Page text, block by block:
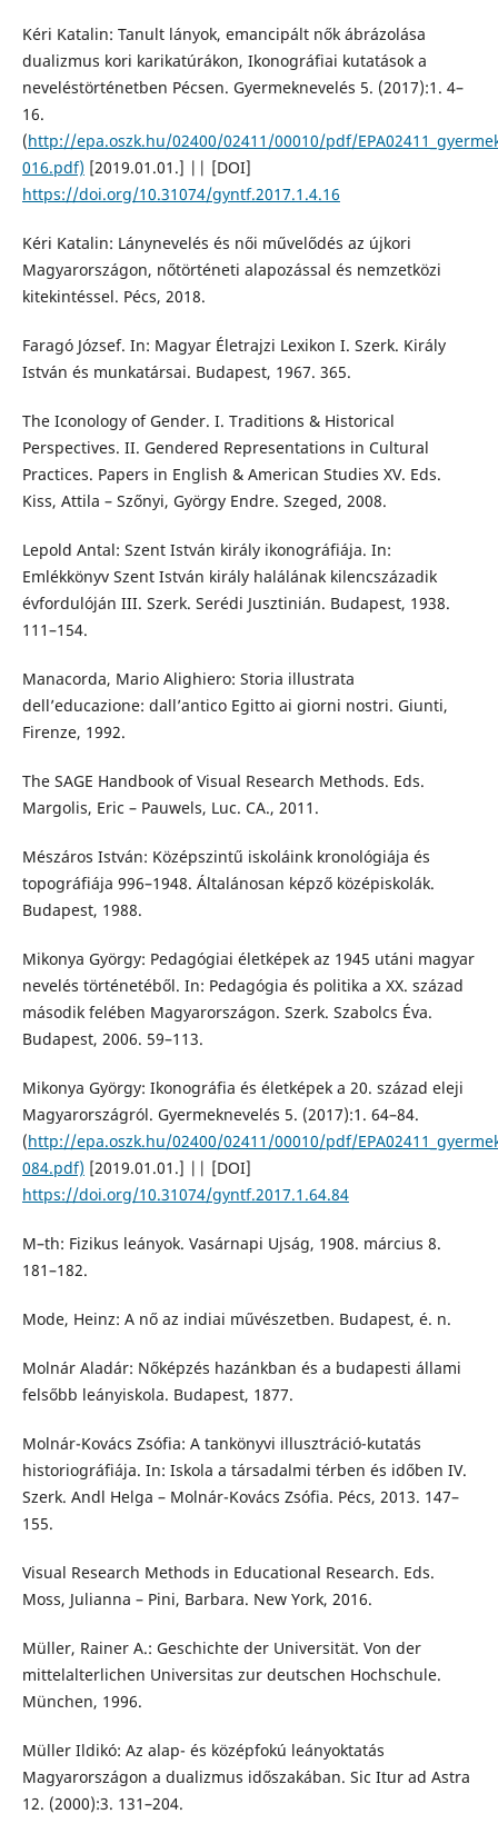
Kéri Katalin: Tanult lányok, emancipált nők ábrázolása
dualizmus kori karikatúrákon, Ikonográfiai kutatások a
neveléstörténetben Pécsen. Gyermeknevelés 5. (2017):1. 4–
16.
(http://epa.oszk.hu/02400/02411/00010/pdf/
016.pdf) [2019.01.01.] || [DOI]
https://doi.org/10.31074/gyntf.2017.1.4.16
Kéri Katalin: Lánynevelés és női művelődés az újkori
Magyarországon, nőtörténeti alapozással és nemzetközi
kitekintéssel. Pécs, 2018.
Faragó József. In: Magyar Életrajzi Lexikon I. Szerk. Király
István és munkatársai. Budapest, 1967. 365.
The Iconology of Gender. I. Traditions & Historical
Perspectives. II. Gendered Representations in Cultural
Practices. Papers in English & American Studies XV. Eds.
Kiss, Attila – Szőnyi, György Endre. Szeged, 2008.
Lepold Antal: Szent István király ikonográfiája. In:
Emlékkönyv Szent István király halálának kilencszázadik
évfordulóján III. Szerk. Serédi Jusztinián. Budapest, 1938.
111–154.
Manacorda, Mario Alighiero: Storia illustrata
dell’educazione: dall’antico Egitto ai giorni nostri. Giunti,
Firenze, 1992.
The SAGE Handbook of Visual Research Methods. Eds.
Margolis, Eric – Pauwels, Luc. CA., 2011.
Mészáros István: Középszintű iskoláink kronológiája és
topográfiája 996–1948. Általánosan képző középiskolák.
Budapest, 1988.
Mikonya György: Pedagógiai életképek az 1945 utáni magyar
nevelés történetéből. In: Pedagógia és politika a XX. század
második felében Magyarországon. Szerk. Szabolcs Éva.
Budapest, 2006. 59–113.
Mikonya György: Ikonográfia és életképek a 20. század eleji
Magyarországról. Gyermeknevelés 5. (2017):1. 64–84.
(http://epa.oszk.hu/02400/02411/00010/pdf/
084.pdf) [2019.01.01.] || [DOI]
https://doi.org/10.31074/gyntf.2017.1.64.84
M–th: Fizikus leányok. Vasárnapi Ujság, 1908. március 8.
181–182.
Mode, Heinz: A nő az indiai művészetben. Budapest, é. n.
Molnár Aladár: Nőképzés hazánkban és a budapesti állami
felsőbb leányiskola. Budapest, 1877.
Molnár-Kovács Zsófia: A tankönyvi illusztráció-kutatás
historiográfiája. In: Iskola a társadalmi térben és időben IV.
Szerk. Andl Helga – Molnár-Kovács Zsófia. Pécs, 2013. 147–
155.
Visual Research Methods in Educational Research. Eds.
Moss, Julianna – Pini, Barbara. New York, 2016.
Müller, Rainer A.: Geschichte der Universität. Von der
mittelalterlichen Universitas zur deutschen Hochschule.
München, 1996.
Müller Ildikó: Az alap- és középfokú leányoktatás
Magyarországon a dualizmus időszakában. Sic Itur ad Astra
12. (2000):3. 131–204.